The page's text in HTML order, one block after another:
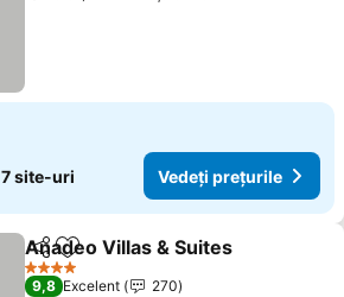
7 site-uri Vedeți prețurile
DistribuițiAdăugaţi la favorite
Anadeo Villas & Suites
4 Stele
9,8 Excelent
270